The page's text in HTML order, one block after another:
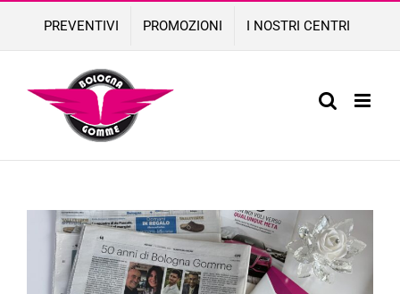
content
PREVENTIVI PROMOZIONI I NOSTRI CENTRI